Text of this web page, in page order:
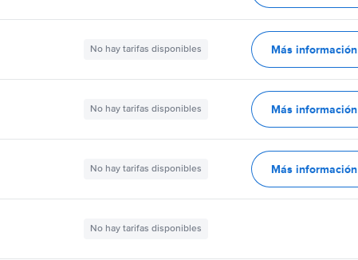
No hay tarifas disponibles Más información
No hay tarifas disponibles Más información
No hay tarifas disponibles Más información
No hay tarifas disponibles